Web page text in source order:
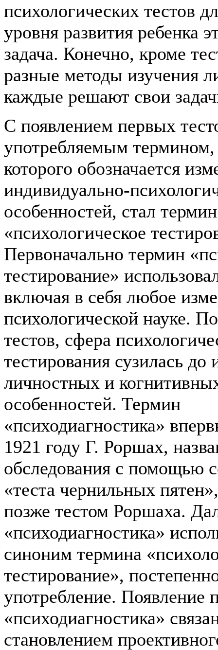
психологических тестов
уровня развития ребенка
задача. Конечно, кроме
разные методы изучения
каждые решают свои
С появлением первых
употребляемым
которого обозначается
индивидуально-
особенностей, стал термин
«психологическое
Первоначально термин
тестирование»
включая в себя любое
психологической науке.
тестов, сфера
тестирования сузилась до
личностных и
особенностей. Термин
«психодиагностика»
1921 году Г. Роршах,
обследования с помощью
«теста чернильных
позже тестом Роршаха.
«психодиагностика»
синоним термина
тестирование»,
употребление. Появление
«психодиагностика»
становлением